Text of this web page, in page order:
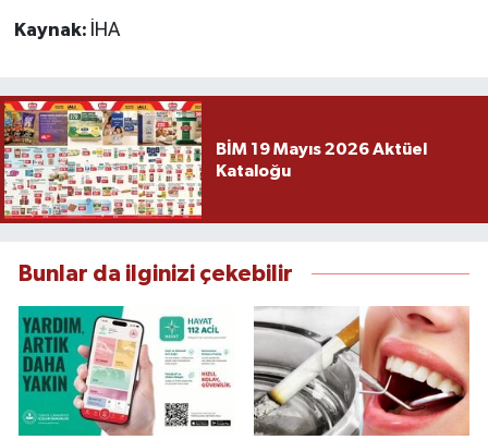
Kaynak: İHA
BİM 19 Mayıs 2026 Aktüel
Kataloğu
Bunlar da ilginizi çekebilir